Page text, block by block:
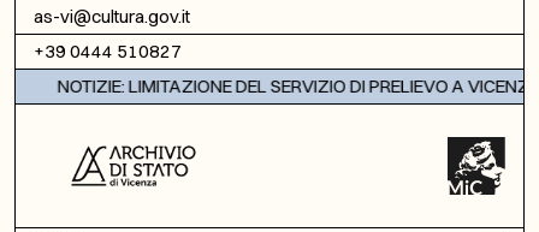
Vai al contenuto
as-vi@cultura.gov.it
+39 0444 510827
NOTIZIE: LIMITAZIONE DEL SERVIZIO DI PRELIEVO A VICENZA